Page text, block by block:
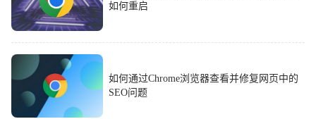
如何重启
如何通过Chrome浏览器查看并修复网页中的
SEO问题